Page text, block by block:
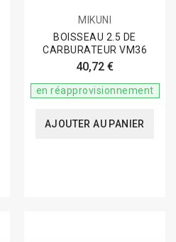
MIKUNI
BOISSEAU 2.5 DE
CARBURATEUR VM36
40,72 €
en réapprovisionnement
AJOUTER AU PANIER